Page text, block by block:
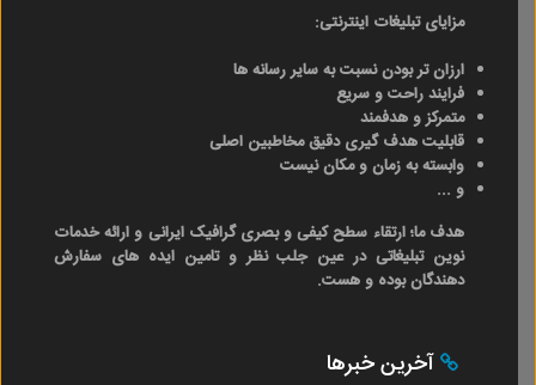
مزایای تبلیغات اینترنتی:
ارزان تر بودن نسبت به سایر رسانه ها
فرایند راحت و سریع
متمرکز و هدفمند
قابلیت هدف گیری دقیق مخاطبین اصلی
وابسته به زمان و مکان نیست
و ...
هدف ما؛ ارتقاء سطح کیفی و بصری گرافیک ایرانی و ارائه خدمات
نوین تبلیغاتی در عین جلب نظر و تامین ایده های سفارش
دهندگان بوده و هست.
آخرین خبرها